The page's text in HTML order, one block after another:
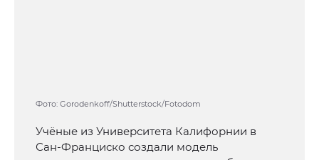
Фото: Gorodenkoff/Shutterstock/Fotodom
Учёные из Университета Калифорнии в
Сан-Франциско создали модель